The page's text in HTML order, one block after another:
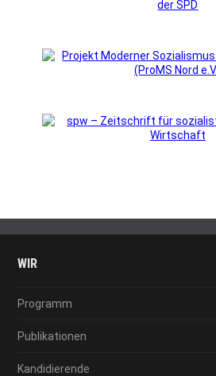
WIR
Programm
Publikationen
Kandidierende